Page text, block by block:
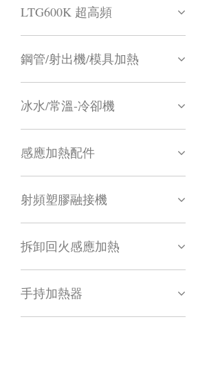
LTG600K 超高頻
鋼管/射出機/模具加熱
冰水/常溫-冷卻機
感應加熱配件
射頻塑膠融接機
拆卸回火感應加熱
手持加熱器